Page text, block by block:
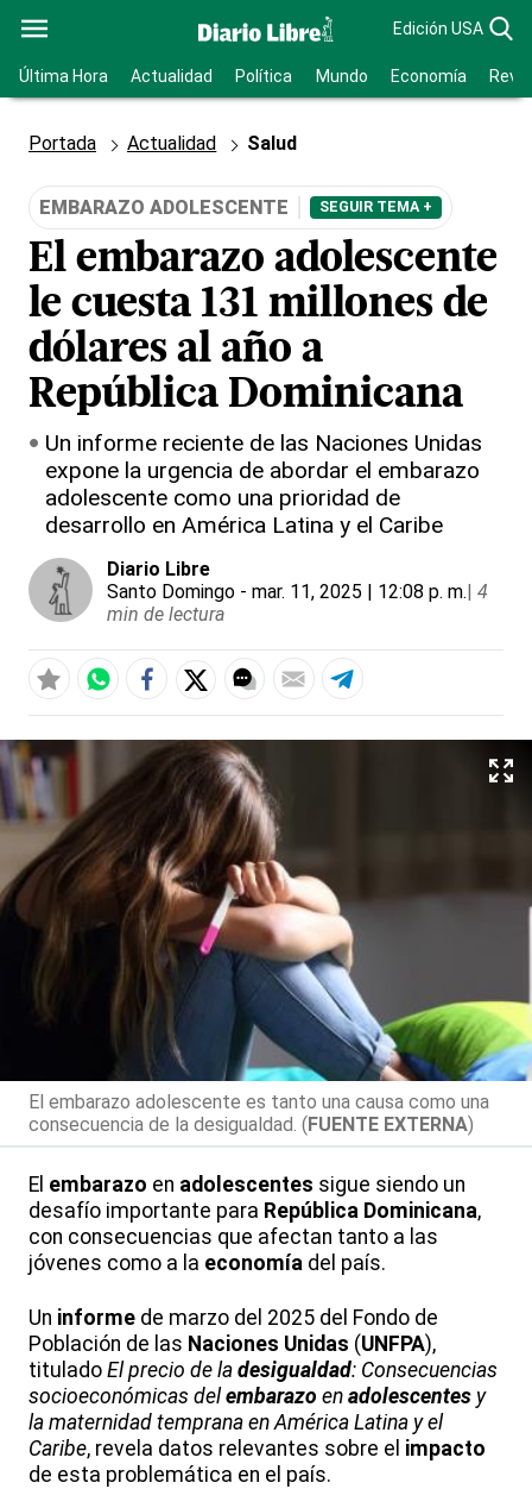
Edición USA
Última Hora Actualidad Política Mundo Economía
Portada Actualidad Salud
EMBARAZO ADOLESCENTE SEGUIR TEMA +
El embarazo adolescente
le cuesta 131 millones de
dólares al año a
República Dominicana
Un informe reciente de las Naciones Unidas
expone la urgencia de abordar el embarazo
adolescente como una prioridad de
desarrollo en América Latina y el Caribe
Diario Libre
Santo Domingo - mar. 11, 2025 | 12:08 p. m.| 4
min de lectura
El embarazo adolescente es tanto una causa como una
consecuencia de la desigualdad. (FUENTE EXTERNA)
El embarazo en adolescentes sigue siendo un
desafío importante para República Dominicana,
con consecuencias que afectan tanto a las
jóvenes como a la economía del país.
Un informe de marzo del 2025 del Fondo de
Población de las Naciones Unidas (UNFPA),
titulado El precio de la desigualdad: Consecuencias
socioeconómicas del embarazo en adolescentes y
la maternidad temprana en América Latina y el
Caribe, revela datos relevantes sobre el impacto
de esta problemática en el país.